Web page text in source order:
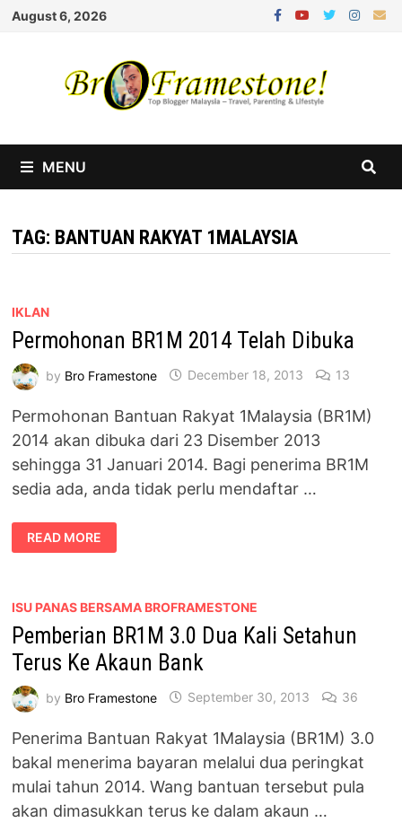
Skip
August 6, 2026
MENU
TAG: BANTUAN RAKYAT 1MALAYSIA
IKLAN
Permohonan BR1M 2014 Telah Dibuka
by Bro Framestone December 18, 2013 13
Permohonan Bantuan Rakyat 1Malaysia (BR1M)
2014 akan dibuka dari 23 Disember 2013
sehingga 31 Januari 2014. Bagi penerima BR1M
sedia ada, anda tidak perlu mendaftar …
PERMOHONAN
BR1M
2014
READ MORE
ISU PANAS BERSAMA BROFRAMESTONE
Pemberian BR1M 3.0 Dua Kali Setahun
Terus Ke Akaun Bank
by Bro Framestone September 30, 2013 36
Penerima Bantuan Rakyat 1Malaysia (BR1M) 3.0
bakal menerima bayaran melalui dua peringkat
mulai tahun 2014. Wang bantuan tersebut pula
akan dimasukkan terus ke dalam akaun …